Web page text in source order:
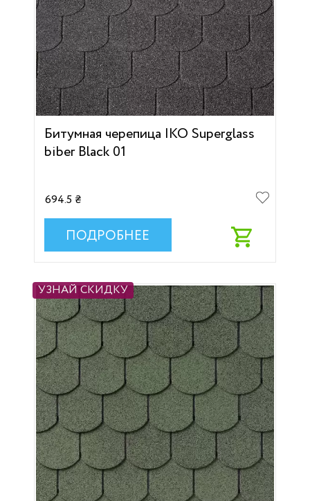
Битумная черепица IKO Superglass
biber Black 01
694.5 ₴
ПОДРОБНЕЕ
УЗНАЙ СКИДКУ